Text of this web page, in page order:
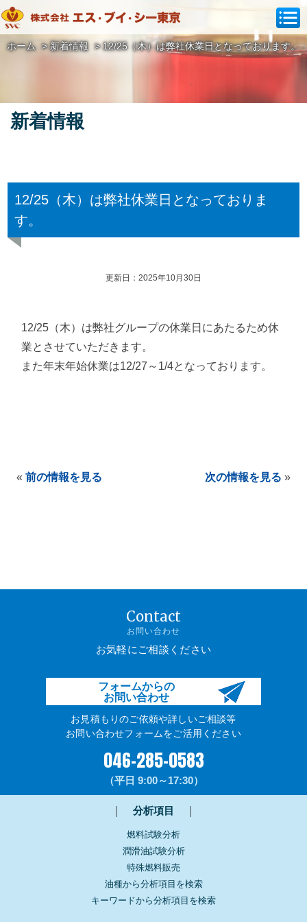
ホーム >新着情報 >12/25（木）は弊社休業日となっております。
新着情報
12/25（木）は弊社休業日となっておりま
す。
更新日：2025年10月30日
12/25（木）は弊社グループの休業日にあたるため休
業とさせていただきます。
また年末年始休業は12/27～1/4となっております。
«前の情報を見る 次の情報を見る »
Contact
お問い合わせ
お気軽にご相談ください
フォームからの
お問い合わせ
お見積もりのご依頼や詳しいご相談等
お問い合わせフォームをご活用ください
046-285-0583
（平日 9:00～17:30）
分析項目
燃料試験分析
潤滑油試験分析
特殊燃料販売
油種から分析項目を検索
キーワードから分析項目を検索